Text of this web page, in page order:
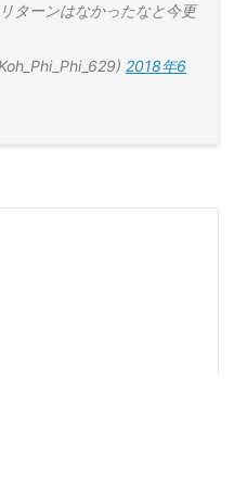
ターンはなかったなと今更
2018年6